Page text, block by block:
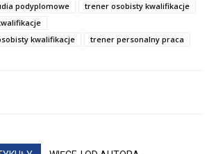
podyplomowe
trener osobisty kwalifikacje
kwalifikacje
trener personalny praca